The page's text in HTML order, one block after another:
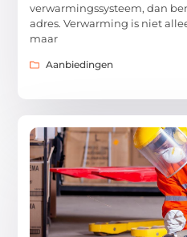
verwarmingssysteem, dan
adres. Verwarming is niet
maar
Aanbiedingen